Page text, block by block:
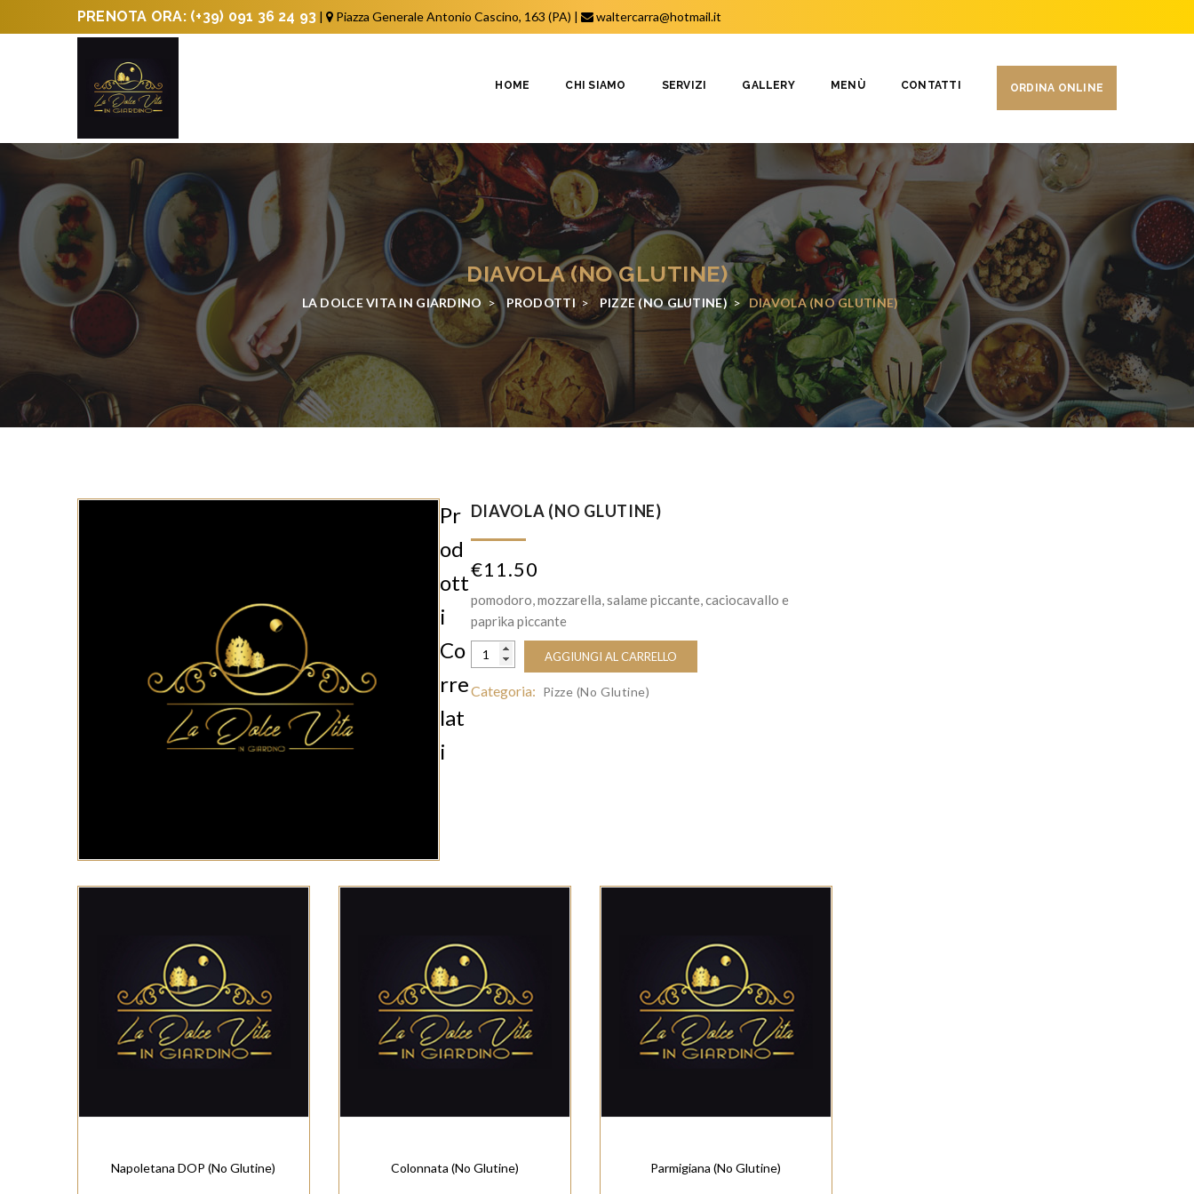
PRENOTA ORA: (+39) 091 36 24 93 | Piazza Generale Antonio Cascino, 163 (PA) | waltercarra@hotmail.it
HOME CHI SIAMO SERVIZI GALLERY MENÙ CONTATTI ORDINA ONLINE
DIAVOLA (NO GLUTINE)
LA DOLCE VITA IN GIARDINO > PRODOTTI> PIZZE (NO GLUTINE) > DIAVOLA (NO GLUTINE)
DIAVOLA (NO GLUTINE)
€11.50
pomodoro, mozzarella, salame piccante, caciocavallo e
paprika piccante
AGGIUNGI AL CARRELLO
Categoria: Pizze (No Glutine)
Pr
Od
Ott
I
Co
Rre
Lat
I
Napoletana DOP (No Glutine) Colonnata (No Glutine) Parmigiana (No Glutine)